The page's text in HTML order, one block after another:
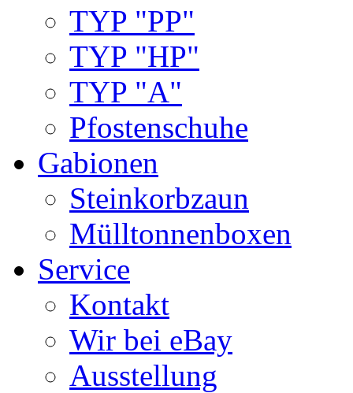
TYP "PP"
TYP "HP"
TYP "A"
Pfostenschuhe
Gabionen
Steinkorbzaun
Mülltonnenboxen
Service
Kontakt
Wir bei eBay
Ausstellung